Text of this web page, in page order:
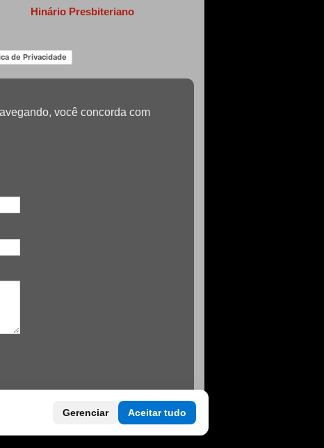
Hinário Presbiteriano
de Privacidade
você concorda com
Gerenciar Aceitar tudo